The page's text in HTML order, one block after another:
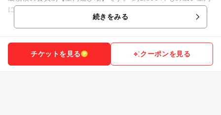
には、大人も一緒に遊べる滑り台などのふわふわ遊具や、さま
続きをみる
チケットを見る クーポンを見る